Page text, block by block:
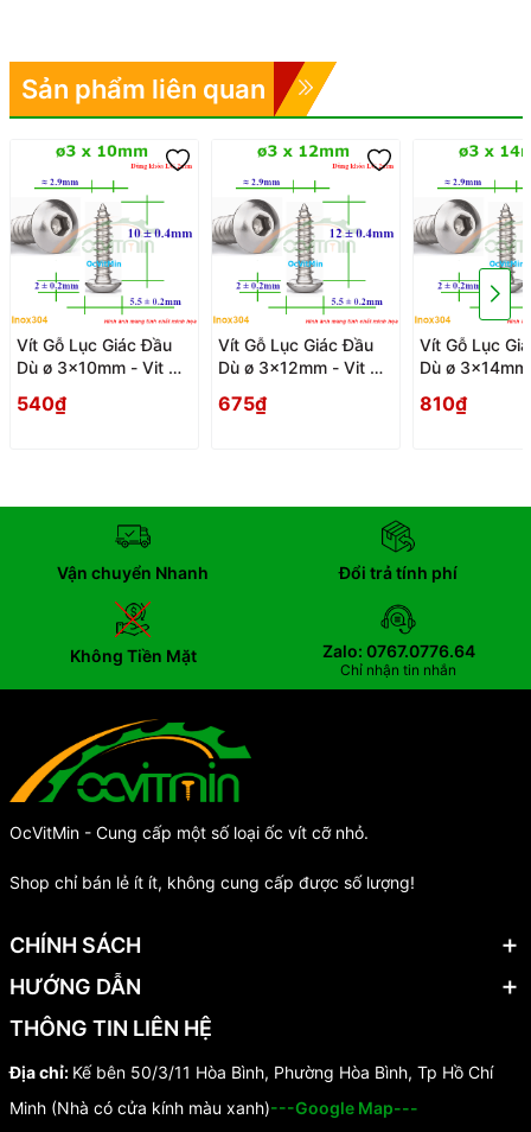
Sản phẩm liên quan
Vít Gỗ Lục Giác Đầu
Dù ø 3x10mm - Vit Go
540₫
Vít Gỗ Lục Giác Đầu
Dù ø 3x12mm - Vit Go
675₫
Vít Gỗ Lục
Dù ø
810₫
Vận chuyển Nhanh Đổi trả tính phí
Không Tiền Mặt Zalo: 0767.0776.64
Chỉ nhận tin nhắn
OcVitMin - Cung cấp một số loại ốc vít cỡ nhỏ.
Shop chỉ bán lẻ ít ít, không cung cấp được số lượng!
CHÍNH SÁCH
HƯỚNG DẪN
THÔNG TIN LIÊN HỆ
Địa chỉ: Kế bên 50/3/11 Hòa Bình, Phường Hòa Bình, Tp Hồ Chí
Minh (Nhà có cửa kính màu xanh)---Google Map---